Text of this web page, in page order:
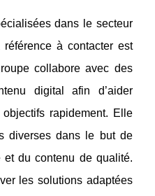
dans le secteur
à contacter est
collabore avec des
digital afin d’aider
rapidement. Elle
diverses dans le but de
du contenu de qualité.
les solutions adaptées